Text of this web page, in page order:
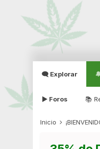
🗨 Explorar
▶ Foros 📚
Inicio